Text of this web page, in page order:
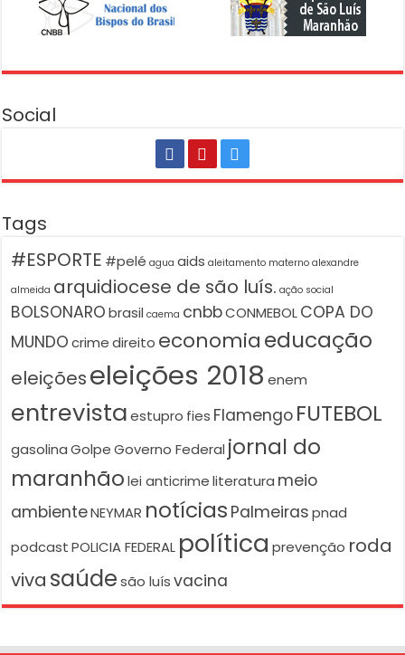
Social
Tags
#ESPORTE #pelé agua aids aleitamento materno alexandre
almeida arquidiocese de são luís. ação social
BOLSONARO brasil caema cnbbCONMEBOLCOPA DO
MUNDO crime direito economiaeducação
eleiçõeseleições 2018 enem
entrevista estupro fies Flamengo FUTEBOL
gasolina Golpe Governo Federal jornal do
maranhão lei anticrime literatura meio
ambienteNEYMAR notícias Palmeiras pnad
podcast POLICIA FEDERAL política prevenção roda
viva saúde são luís vacina